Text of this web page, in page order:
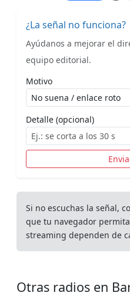
¿La señal no funciona?
Ayúdanos a mejorar el
equipo editorial.
Motivo
Detalle (opcional)
Si no escuchas la señal,
que tu navegador
streaming dependen de
Otras radios en